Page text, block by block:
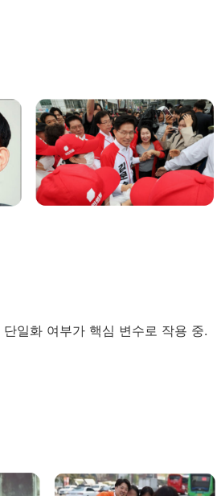
단일화 여부가 핵심 변수로 작용 중.